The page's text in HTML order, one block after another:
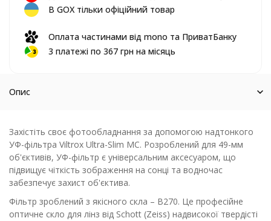
В GOX тільки офіційний товар
Оплата частинами від mono та ПриватБанку
3 платежі по 367 грн на місяць
Опис
Захістіть своє фотообладнання за допомогою надтонкого
УФ-фільтра Viltrox Ultra-Slim MC. Розроблений для 49-мм
об'єктивів, УФ-фільтр є універсальним аксесуаром, що
підвищує чіткість зображення на сонці та водночас
забезпечує захист об'єктива.
Фільтр зроблений з якісного скла – B270. Це професійне
оптичне скло для лінз від Schott (Zeiss) надвисокої твердісті